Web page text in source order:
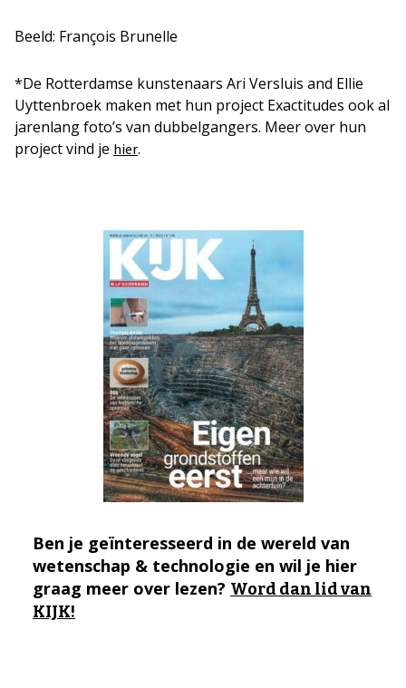
Beeld: François Brunelle
*De Rotterdamse kunstenaars Ari Versluis and Ellie
Uyttenbroek maken met hun project Exactitudes ook al
jarenlang foto’s van dubbelgangers. Meer over hun
project vind je hier.
Ben je geïnteresseerd in de wereld van
wetenschap & technologie en wil je hier
graag meer over lezen? Word dan lid van
KIJK!